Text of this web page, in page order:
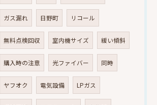
ガス漏れ 日野町 リコール
無料点検回収 室内機サイズ 緩い傾斜
購入時の注意 光ファイバー 同時
ヤフオク 電気設備 LPガス